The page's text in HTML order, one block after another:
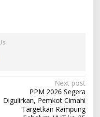
Next post
PPM 2026 Segera
Digulirkan, Pemkot Cimahi
Targetkan Rampung